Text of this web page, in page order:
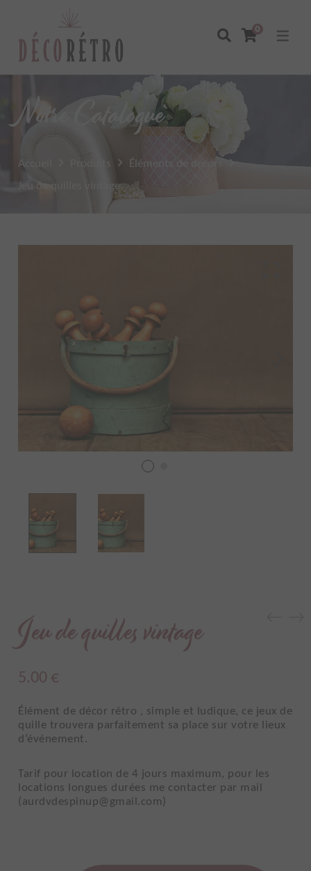
0
Notre Catalogue
Accueil Produits
Éléments de décors
Jeu de quilles vintage
Jeu de quilles vintage
5.00 €
Élément de décor rétro , simple et ludique, ce jeux de
quille trouvera parfaitement sa place sur votre lieux
d’événement.
Tarif pour location de 4 jours maximum, pour les
locations longues durées me contacter par mail
(aurdvdespinup@gmail.com)